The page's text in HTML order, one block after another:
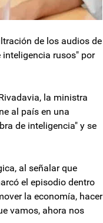
de los audios de
rusos" por
la ministra
al país en una
de inteligencia" y se
al señalar que
el episodio dentro
la economía, hacer
vamos, ahora nos